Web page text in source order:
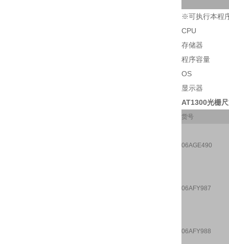
※可执行本程
CPU ：
存储器 ：
程序容量
OS ：
显示器 ：
AT1300光栅尺
货号
06AGE490
06AFY987
06AFY988